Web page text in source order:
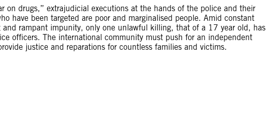
on drugs,” extrajudicial executions at the hands of the police and their
have been targeted are poor and marginalised people. Amid constant
rampant impunity, only one unlawful killing, that of a 17 year old, has
officers. The international community must push for an independent
justice and reparations for countless families and victims.